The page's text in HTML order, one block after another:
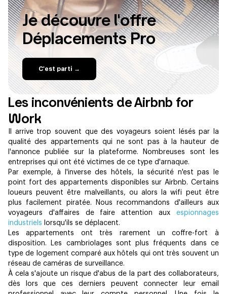
Je découvre l'offre
Déplacements Pro
C'est parti →
Les inconvénients de Airbnb for
Work
Il arrive trop souvent que des voyageurs soient lésés par la
qualité des appartements qui ne sont pas à la hauteur de
l'annonce publiée sur la plateforme. Nombreuses sont les
entreprises qui ont été victimes de ce type d'arnaque.
Par exemple, à l'inverse des hôtels, la sécurité n'est pas le
point fort des appartements disponibles sur Airbnb. Certains
loueurs peuvent être malveillants, ou alors la wifi peut être
plus facilement piratée. Nous recommandons d'ailleurs aux
voyageurs d'affaires de faire attention aux espionnages
industriels lorsqu'ils se déplacent.
Les appartements ont très rarement un coffre-fort à
disposition. Les cambriolages sont plus fréquents dans ce
type de logement comparé aux hôtels qui ont très souvent un
réseau de caméras de surveillance.
À cela s'ajoute un risque d'abus de la part des collaborateurs,
dès lors que ces derniers peuvent connecter leur email